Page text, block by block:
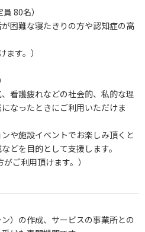
80名）
困難な寝たきりの方や認知症の高
ます。）
看護疲れなどの社会的、私的な理
なったときにご利用いただけま
や施設イベントでお楽しみ頂くと
どを目的として支援します。
ご利用頂けます。）
）の作成、サービスの事業所との